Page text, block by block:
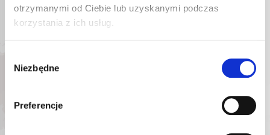
otrzymanymi od Ciebie lub uzyskanymi podczas
korzystania z ich usług.
zgody
Niezbędne
Preferencje
MULTI VOLT 3-15 V